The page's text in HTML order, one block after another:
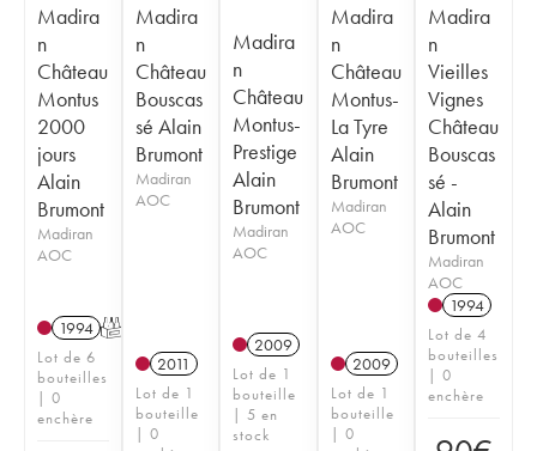
Madira
n
Château
Montus
2000
jours
Alain
Brumont
Madiran
AOC
1994 T
Lot de 6
bouteilles
| 0
enchère
Madira
n
Château
Bouscas
sé Alain
Brumont
Madiran
AOC
2011
Lot de 1
bouteille
| 0
Madira
n
Château
Montus-
Prestige
Alain
Brumont
Madiran
AOC
2009
Lot de 1
bouteille
| 5 en
stock
Madira
n
Château
Montus-
La Tyre
Alain
Brumont
Madiran
AOC
2009
Lot de 1
bouteille
| 0
Madira
n
Vieilles
Vignes
Château
Bouscas
sé -
Alain
Brumont
Madiran
AOC
1994
Lot de 4
bouteilles
| 0
enchère